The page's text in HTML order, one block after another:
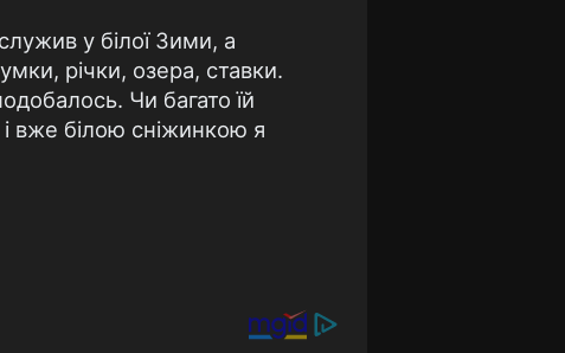
у білої Зими, а
річки, озера, ставки.
Чи багато їй
вже білою сніжинкою я